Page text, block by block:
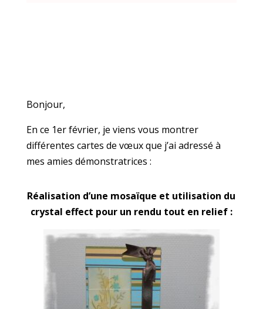
Bonjour,
En ce 1er février, je viens vous montrer
différentes cartes de vœux que j’ai adressé à
mes amies démonstratrices :
Réalisation d’une mosaïque et utilisation du
crystal effect pour un rendu tout en relief :